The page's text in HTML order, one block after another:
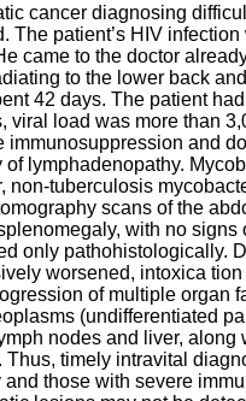
cancer diagnosing
The patient’s HIV
came to the doctor
to the lower back
42 days. The patient
viral load was more than
immunosuppression and
lymphadenopathy.
non-tuberculosis
scans of the
with no
only pathohistologically.
worsened, intoxica
of multiple organ
(undifferentiated
nodes and liver,
timely intravital
those with severe